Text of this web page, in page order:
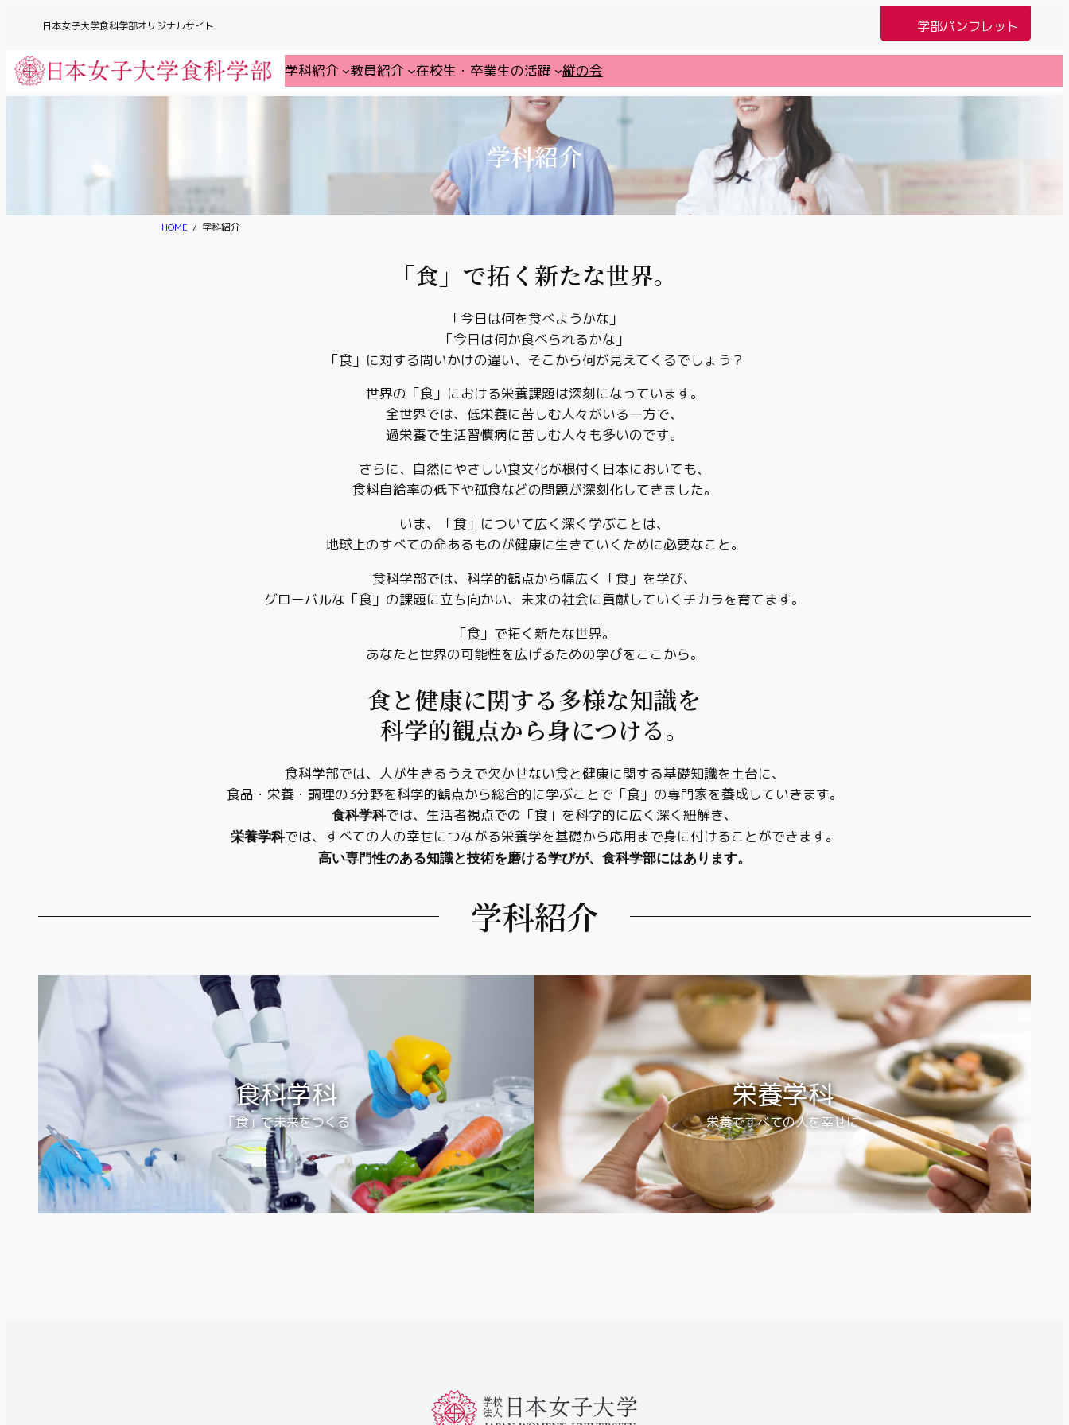
日本女子大学食科学部オリジナルサイト 学部パンフレット
学科紹介 教員紹介 在校生・卒業生の活躍 縦の会
学科紹介
HOME 学科紹介
「食」で拓く新たな世界。
「今日は何を食べようかな」
「今日は何か食べられるかな」
「食」に対する問いかけの違い、そこから何が見えてくるでしょう？
世界の「食」における栄養課題は深刻になっています。
全世界では、低栄養に苦しむ人々がいる一方で、
過栄養で生活習慣病に苦しむ人々も多いのです。
さらに、自然にやさしい食文化が根付く日本においても、
食料自給率の低下や孤食などの問題が深刻化してきました。
いま、「食」について広く深く学ぶことは、
地球上のすべての命あるものが健康に生きていくために必要なこと。
食科学部では、科学的観点から幅広く「食」を学び、
グローバルな「食」の課題に立ち向かい、未来の社会に貢献していくチカラを育てます。
「食」で拓く新たな世界。
あなたと世界の可能性を広げるための学びをここから。
食と健康に関する多様な知識を
科学的観点から身につける。
食科学部では、人が生きるうえで欠かせない食と健康に関する基礎知識を土台に、
食品・栄養・調理の3分野を科学的観点から総合的に学ぶことで「食」の専門家を養成していきます。
食科学科では、生活者視点での「食」を科学的に広く深く紐解き、
栄養学科では、すべての人の幸せにつながる栄養学を基礎から応用まで身に付けることができます。
高い専門性のある知識と技術を磨ける学びが、食科学部にはあります。
学科紹介
食科学科
「食」で未来をつくる
栄養学科
栄養ですべての人を幸せに